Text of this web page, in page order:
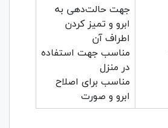
جهت حالت‌دهی به
ابرو و تمیز کردن
اطراف آن
مناسب جهت استفاده
در منزل
مناسب برای اصلاح
ابرو و صورت